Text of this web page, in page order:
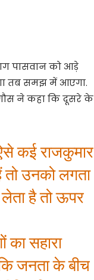
पासवान को आड़े
तब समझ में आएगा.
ने कहा कि दूसरे के
कई राजकुमार
तो उनको लगता
है तो ऊपर
का सहारा
जनता के बीच